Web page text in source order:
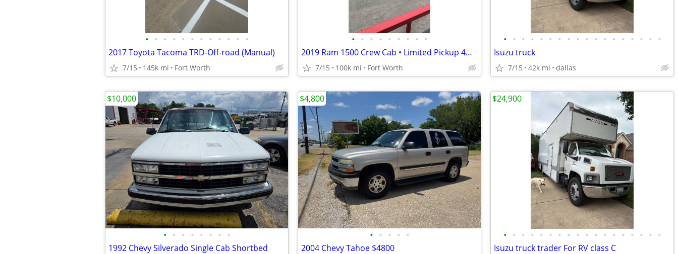
• • • • • • • • • • • •
2017 Toyota Tacoma TRD-Off-road (Manual)
7/15 145k mi Fort Worth
• • • • • • • • •
2019 Ram 1500 Crew Cab • Limited Pickup 4D 5 1/2 ft
7/15 100k mi Fort Worth
• • • • • • • • • • • • • • • • • •
Isuzu truck
7/15 42k mi dallas
• • • • • • • •
1992 Chevy Silverado Single Cab Shortbed
$10,000
• • • • •
2004 Chevy Tahoe $4800
$4,800
• • • • • • • • • • • • • • • • • •
Isuzu truck trader For RV class C
$24,900